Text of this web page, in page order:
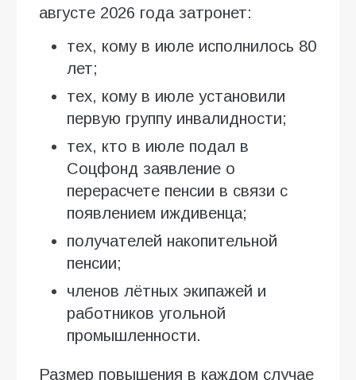
августе 2026 года затронет:
тех, кому в июле исполнилось 80
лет;
тех, кому в июле установили
первую группу инвалидности;
тех, кто в июле подал в
Соцфонд заявление о
перерасчете пенсии в связи с
появлением иждивенца;
получателей накопительной
пенсии;
членов лётных экипажей и
работников угольной
промышленности.
Размер повышения в каждом случае